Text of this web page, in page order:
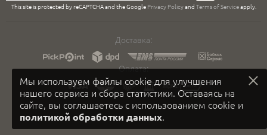
Мы используем файлы cookie для улучшения
нашего сервиса и сбора статистики. Оставаясь на
сайте, вы соглашаетесь с использованием cookie и
политикой обработки данных.
This site is protected by reCAPTCHA and the Google Privacy Policyand Terms of Serviceapply.
Доставка:
Оплата: